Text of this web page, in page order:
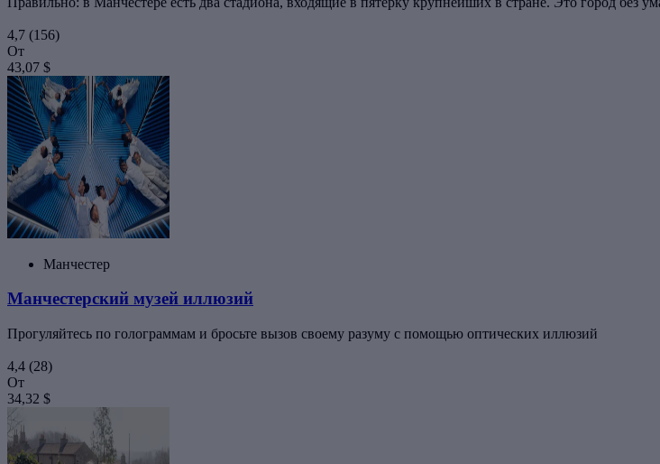
4,7 (156)
От
43,07 $
Манчестер
Манчестерский музей иллюзий
Прогуляйтесь по голограммам и бросьте вызов своему разуму с помощью оптических иллюзий
4,4 (28)
От
34,32 $